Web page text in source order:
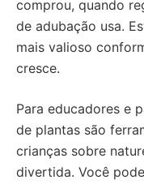
comprou, quando
de adubação usa.
mais valioso
cresce.
Para educadores e
de plantas são
crianças sobre
divertida. Você